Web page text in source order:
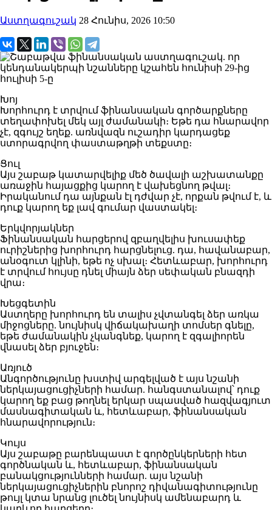
Աստղագուշակ 28 Հունիս, 2026 10:50
Խոյ
Խորհուրդ է տրվում ֆինանսական գործարքները
տեղափոխել մեկ այլ ժամանակի։ Եթե դա հնարավոր
չէ, զգույշ եղեք. առնվազն ուշադիր կարդացեք
ստորագրվող փաստաթղթի տեքստը։
Ցուլ
Այս շաբաթ կատարվելիք մեծ ծավալի աշխատանքը
առաջին հայացքից կարող է վախեցնող թվալ։
Իրականում դա այնքան էլ դժվար չէ, որքան թվում է, և
դուք կարող եք լավ գումար վաստակել։
Երկվորյակներ
Ֆինանսական հարցերով զբաղվելիս խուսափեք
ուրիշներից խորհուրդ հարցնելուց. դա, հավանաբար,
անօգուտ կլինի, եթե ոչ սխալ։ Հետևաբար, խորհուրդ
է տրվում հույսը դնել միայն ձեր սեփական բնազդի
վրա։
Խեցգետին
Աստղերը խորհուրդ են տալիս չվտանգել ձեր առկա
միջոցները. նույնիսկ վիճակախաղի տոմսեր գնելը,
եթե ժամանակին չկանգնեք, կարող է զգալիորեն
վնասել ձեր բյուջեն։
Առյուծ
Անգործությունը խստիվ արգելված է այս նշանի
ներկայացուցիչների համար. հանգստանալով՝ դուք
կարող եք բաց թողնել երկար սպասված հազվագյուտ
մասնագիտական ​​և, հետևաբար, ֆինանսական
հնարավորություն։
Կույս
Այս շաբաթը բարենպաստ է գործընկերների հետ
գործնական և, հետևաբար, ֆինանսական
բանակցությունների համար. այս նշանի
ներկայացուցիչներին բնորոշ դիվանագիտությունը
թույլ կտա նրանց լուծել նույնիսկ ամենաբարդ և